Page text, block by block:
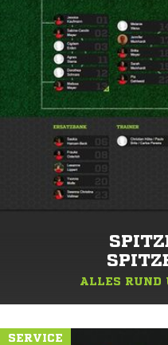
ALLES RUND
SERVICE